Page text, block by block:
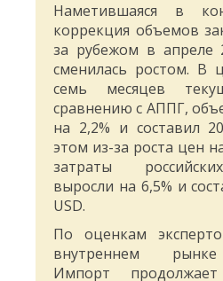
Наметившаяся в
коррекция объемов
за рубежом в апреле
сменилась ростом. В
семь месяцев
сравнению с АППГ,
на 2,2% и составил
этом из-за роста цен
затраты
выросли на 6,5% и
USD.
По оценкам
внутреннем
Импорт